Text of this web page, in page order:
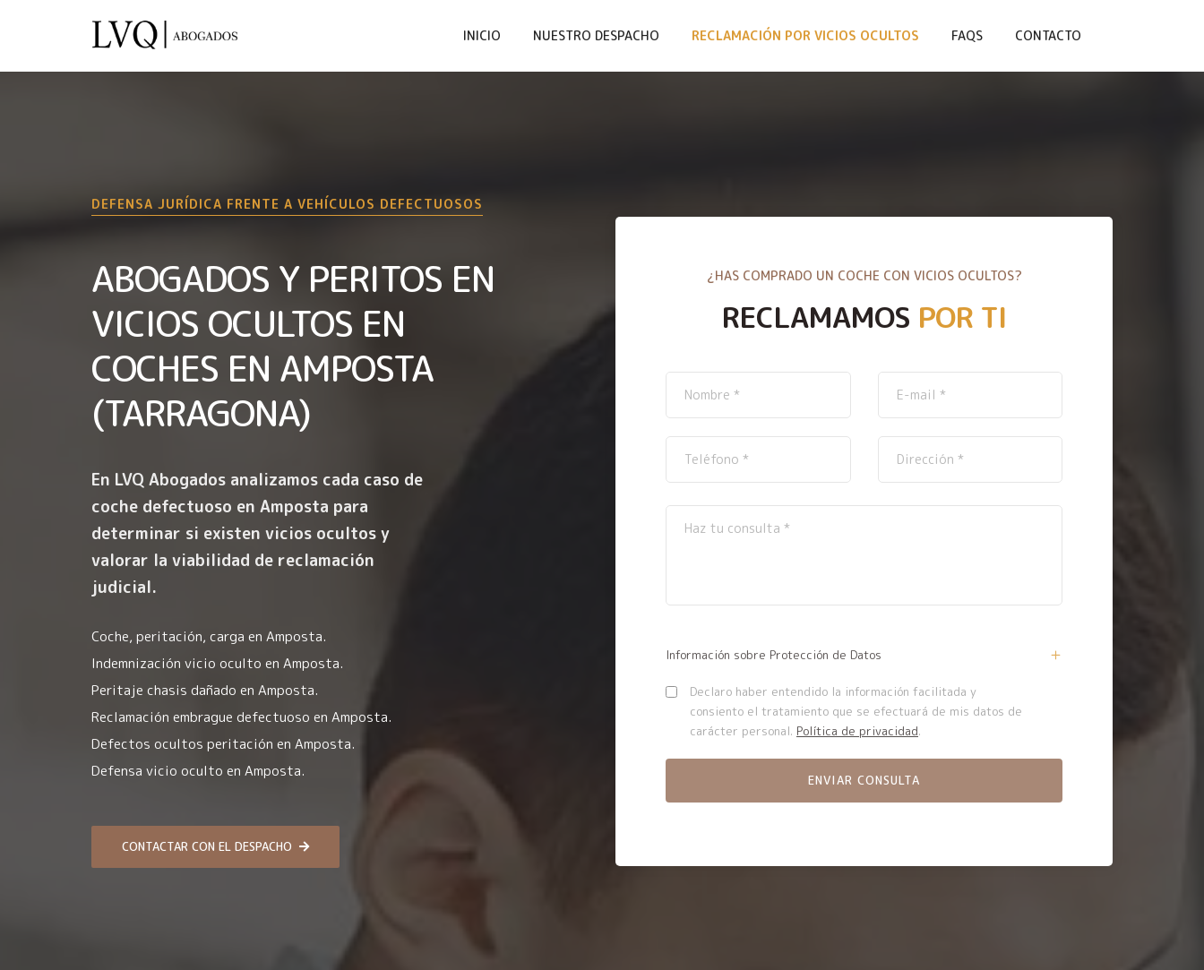
INICIO NUESTRO DESPACHO RECLAMACIÓN POR VICIOS OCULTOS FAQS CONTACTO
DEFENSA JURÍDICA FRENTE A VEHÍCULOS DEFECTUOSOS
ABOGADOS Y PERITOS EN
VICIOS OCULTOS EN
COCHES EN AMPOSTA
(TARRAGONA)
En LVQ Abogados analizamos cada caso de
coche defectuoso en Amposta para
determinar si existen vicios ocultos y
valorar la viabilidad de reclamación
judicial.
Coche, peritación, carga en Amposta.
Indemnización vicio oculto en Amposta.
Peritaje chasis dañado en Amposta.
Reclamación embrague defectuoso en Amposta.
Defectos ocultos peritación en Amposta.
Defensa vicio oculto en Amposta.
CONTACTAR CON EL DESPACHO
¿HAS COMPRADO UN COCHE CON VICIOS OCULTOS?
RECLAMAMOS POR TI
Información sobre Protección de Datos
Declaro haber entendido la información facilitada y
consiento el tratamiento que se efectuará de mis datos de
carácter personal. Política de privacidad.